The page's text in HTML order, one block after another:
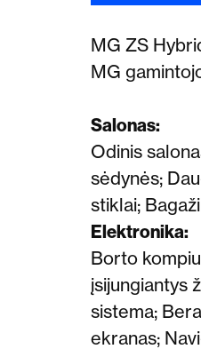
MG ZS
MG
Salonas:
Odinis
sėdynės;
stiklai;
Elektronika:
Borto
įsijungiantys
sistema;
ekranas;